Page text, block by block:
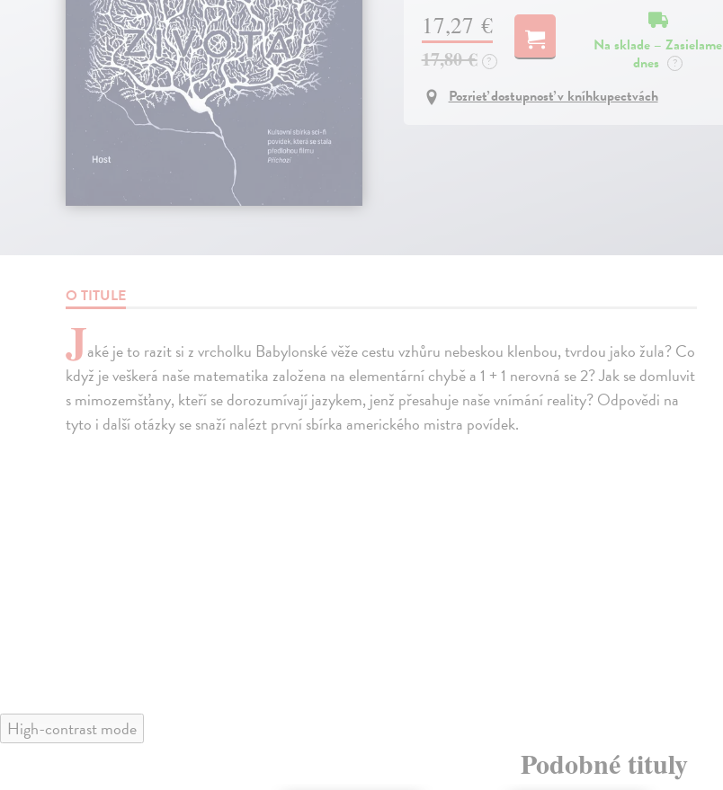
17,27 €
17,80 € ?
Na sklade – Zasielame
dnes
?
Pozrieť dostupnosť v kníhkupectvách
O TITULE
Jaké je to razit si z vrcholku Babylonské věže cestu vzhůru nebeskou klenbou, tvrdou jako žula? Co
když je veškerá naše matematika založena na elementární chybě a 1 + 1 nerovná se 2? Jak se domluvit
s mimozemšťany, kteří se dorozumívají jazykem, jenž přesahuje naše vnímání reality? Odpovědi na
tyto i další otázky se snaží nalézt první sbírka amerického mistra povídek.
High-contrast mode
Podobné tituly